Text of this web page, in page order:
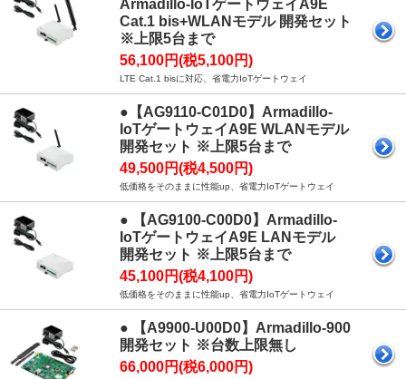
Armadillo-IoTゲートウェイA9E
Cat.1 bis+WLANモデル 開発セット
※上限5台まで
56,100円(税5,100円)
LTE Cat.1 bisに対応、省電力IoTゲートウェイ
●【AG9110-C01D0】Armadillo-
IoTゲートウェイA9E WLANモデル
開発セット ※上限5台まで
49,500円(税4,500円)
低価格をそのままに性能up、省電力IoTゲートウェイ
● 【AG9100-C00D0】Armadillo-
IoTゲートウェイA9E LANモデル
開発セット ※上限5台まで
45,100円(税4,100円)
低価格をそのままに性能up、省電力IoTゲートウェイ
● 【A9900-U00D0】Armadillo-900
開発セット ※台数上限無し
66,000円(税6,000円)